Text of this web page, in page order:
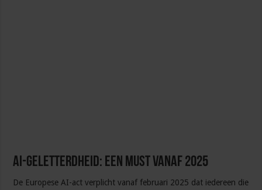
AI-geletterdheid: een must vanaf 2025
De Europese AI-act verplicht vanaf februari 2025 dat iedereen die